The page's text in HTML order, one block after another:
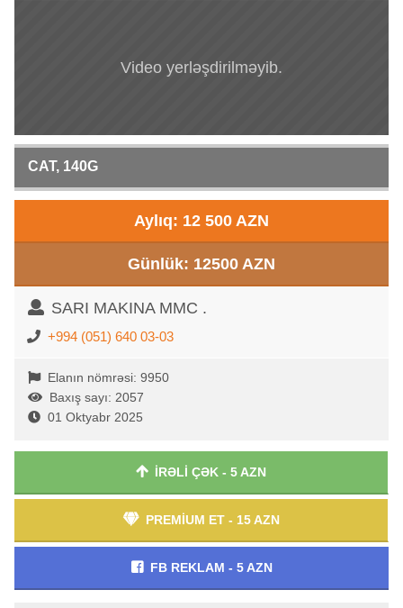
Video yerləşdirilməyib.
CAT, 140G
Aylıq: 12 500 AZN
Günlük: 12500 AZN
SARI MAKINA MMC .
+994 (051) 640 03-03
Elanın nömrəsi: 9950
Baxış sayı: 2057
01 Oktyabr 2025
İRƏLİ ÇƏK - 5 AZN
PREMİUM ET - 15 AZN
FB REKLAM - 5 AZN